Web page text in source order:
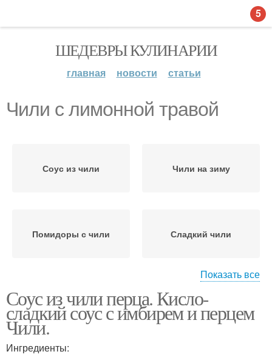
ШЕДЕВРЫ КУЛИНАРИИ
главная новости статьи
Чили с лимонной травой
Соус из чили Чили на зиму
Помидоры с чили Сладкий чили
рецепту
Показать все
Соус из чили перца. Кисло-
сладкий соус с имбирем и перцем
Чили.
Ингредиенты:
5